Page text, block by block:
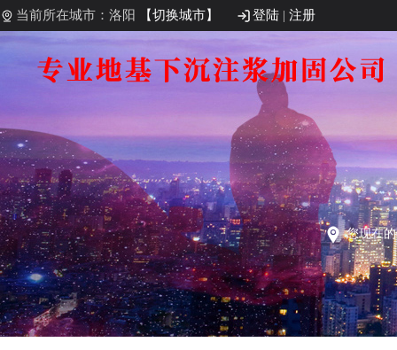
当前所在城市：洛阳 【切换城市】 登陆 | 注册
您现在